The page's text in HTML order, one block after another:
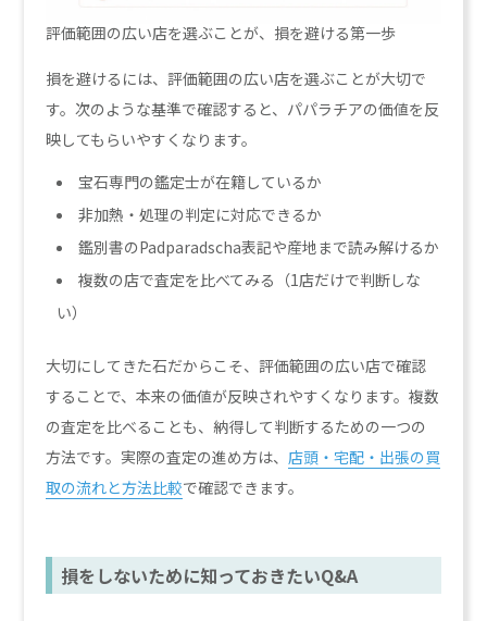
評価範囲の広い店を選ぶことが、損を避ける第一歩
損を避けるには、評価範囲の広い店を選ぶことが大切で
す。次のような基準で確認すると、パパラチアの価値を反
映してもらいやすくなります。
宝石専門の鑑定士が在籍しているか
非加熱・処理の判定に対応できるか
鑑別書のPadparadscha表記や産地まで読み解けるか
複数の店で査定を比べてみる（1店だけで判断しな
い）
大切にしてきた石だからこそ、評価範囲の広い店で確認
することで、本来の価値が反映されやすくなります。複数
の査定を比べることも、納得して判断するための一つの
方法です。実際の査定の進め方は、店頭・宅配・出張の買
取の流れと方法比較で確認できます。
損をしないために知っておきたいQ&A